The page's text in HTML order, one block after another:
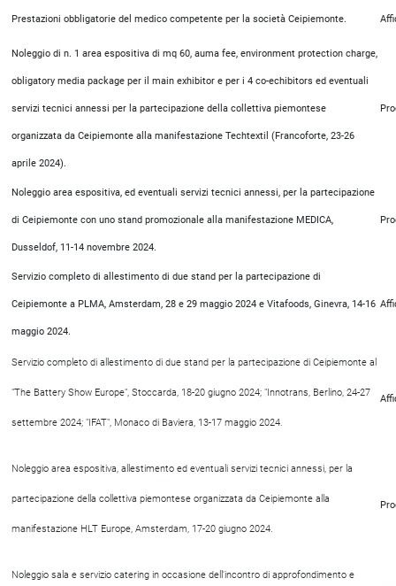
Prestazioni obbligatorie del medico competente per la società Ceipiemonte.
Noleggio di n. 1 area espositiva di mq 60, auma fee, environment protection charge,
obligatory media package per il main exhibitor e per i 4 co-echibitors ed eventuali
servizi tecnici annessi per la partecipazione della collettiva piemontese
organizzata da Ceipiemonte alla manifestazione Techtextil (Francoforte, 23-26
aprile 2024).
Noleggio area espositiva, ed eventuali servizi tecnici annessi, per la partecipazione
di Ceipiemonte con uno stand promozionale alla manifestazione MEDICA,
Dusseldof, 11-14 novembre 2024.
Servizio completo di allestimento di due stand per la partecipazione di
Ceipiemonte a PLMA, Amsterdam, 28 e 29 maggio 2024 e Vitafoods, Ginevra, 14-16
maggio 2024.
Servizio completo di allestimento di due stand per la partecipazione di Ceipiemonte al
"The Battery Show Europe", Stoccarda, 18-20 giugno 2024; "Innotrans, Berlino, 24-27
settembre 2024; "IFAT", Monaco di Baviera, 13-17 maggio 2024.
Noleggio area espositiva, allestimento ed eventuali servizi tecnici annessi, per la
partecipazione della collettiva piemontese organizzata da Ceipiemonte alla
manifestazione HLT Europe, Amsterdam, 17-20 giugno 2024.
Noleggio sala e servizio catering in occasione dell'incontro di approfondimento e